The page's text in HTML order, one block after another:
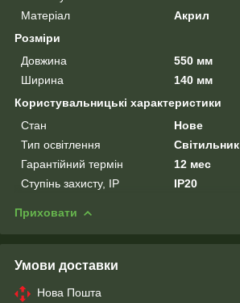
Матеріал
Акрил
Розміри
Довжина
550 мм
Ширина
140 мм
Користувальницькі характеристики
Стан
Нове
Тип освітлення
Світильник
Гарантійний термін
12 мес
Ступінь захисту, IP
IP20
Приховати
Умови доставки
Нова Пошта